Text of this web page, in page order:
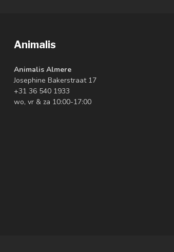
Animalis
Animalis Almere
Josephine Bakerstraat 17
+31 36 540 1933
wo, vr & za 10:00-17:00